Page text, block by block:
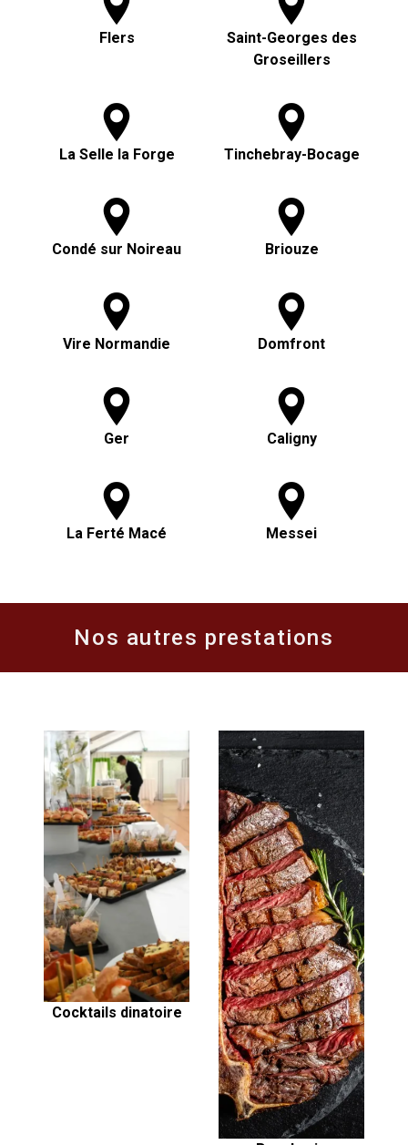
Flers
Saint-Georges des
Groseillers
La Selle la Forge Tinchebray-Bocage
Condé sur Noireau Briouze
Vire Normandie Domfront
Ger Caligny
La Ferté Macé Messei
Nos autres prestations
Cocktails dinatoire